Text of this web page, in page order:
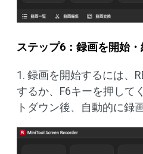
ステップ6：録画を開始
1. 録画を開始するには、
するか、F6キーを押して
トダウン後、自動的に録